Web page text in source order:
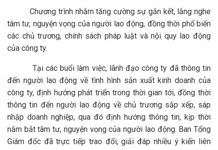
Chương trình nhằm tăng cường sự gắn kết, lắng nghe
tâm tư, nguyện vọng của người lao động, đồng thời phổ biến
các chủ trương, chính sách pháp luật và nội quy lao động
của công ty.
Tại các buổi làm việc, lãnh đạo công ty đã thông tin
đến người lao động về tình hình sản xuất kinh doanh của
công ty, định hướng phát triển trong thời gian tới, đồng thời
thông tin đến người lao động về chủ trương sắp xếp, sáp
nhập doanh nghiệp, qua đó định hướng thông tin, kịp thời
nắm bắt tâm tư, nguyện vọng của người lao động. Ban Tổng
Giám đốc đã trực tiếp trao đổi, giải đáp nhiều ý kiến liên